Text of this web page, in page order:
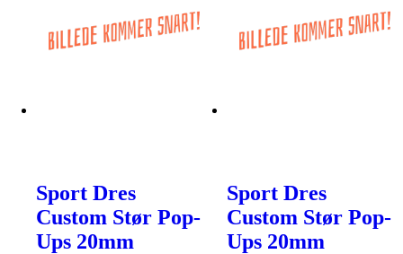
Sport Dres
Custom Stør Pop-
Ups 20mm
Sport Dres
Custom Stør Pop-
Ups 20mm